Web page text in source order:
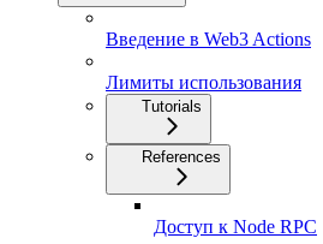
Введение в Web3 Actions
Лимиты использования
Tutorials
References
Доступ к Node RPC